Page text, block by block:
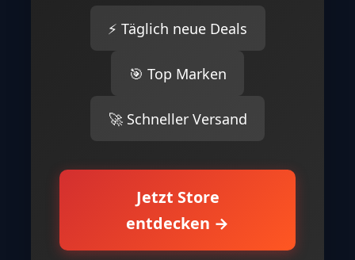
⚡ Täglich neue Deals
🎯 Top Marken
🚀 Schneller Versand
Jetzt Store
entdecken →